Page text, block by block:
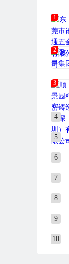
1
2
3
4
5
6
7
8
9
10